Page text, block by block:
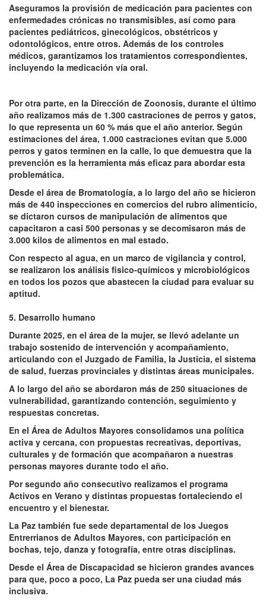
Aseguramos la provisión de medicación para pacientes con
enfermedades crónicas no transmisibles, así como para
pacientes pediátricos, ginecológicos, obstétricos y
odontológicos, entre otros. Además de los controles
médicos, garantizamos los tratamientos correspondientes,
incluyendo la medicación vía oral.
Por otra parte, en la Dirección de Zoonosis, durante el último
año realizamos más de 1.300 castraciones de perros y gatos,
lo que representa un 60 % más que el año anterior. Según
estimaciones del área, 1.000 castraciones evitan que 5.000
perros y gatos terminen en la calle, lo que demuestra que la
prevención es la herramienta más eficaz para abordar esta
problemática.
Desde el área de Bromatología, a lo largo del año se hicieron
más de 440 inspecciones en comercios del rubro alimenticio,
se dictaron cursos de manipulación de alimentos que
capacitaron a casi 500 personas y se decomisaron más de
3.000 kilos de alimentos en mal estado.
Con respecto al agua, en un marco de vigilancia y control,
se realizaron los análisis fisico-químicos y microbiológicos
en todos los pozos que abastecen la ciudad para evaluar su
aptitud.
5. Desarrollo humano
Durante 2025, en el área de la mujer, se llevó adelante un
trabajo sostenido de intervención y acompañamiento,
articulando con el Juzgado de Familia, la Justicia, el sistema
de salud, fuerzas provinciales y distintas áreas municipales.
A lo largo del año se abordaron más de 250 situaciones de
vulnerabilidad, garantizando contención, seguimiento y
respuestas concretas.
En el Área de Adultos Mayores consolidamos una política
activa y cercana, con propuestas recreativas, deportivas,
culturales y de formación que acompañaron a nuestras
personas mayores durante todo el año.
Por segundo año consecutivo realizamos el programa
Activos en Verano y distintas propuestas fortaleciendo el
encuentro y el bienestar.
La Paz también fue sede departamental de los Juegos
Entrerrianos de Adultos Mayores, con participación en
bochas, tejo, danza y fotografía, entre otras disciplinas.
Desde el Área de Discapacidad se hicieron grandes avances
para que, poco a poco, La Paz pueda ser una ciudad más
inclusiva.